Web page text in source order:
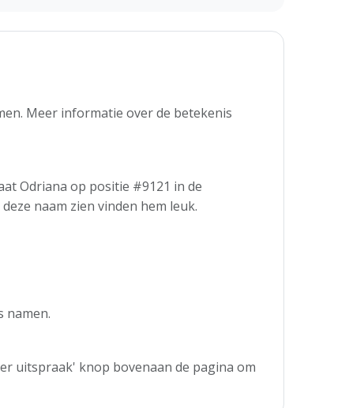
Meer informatie over de betekenis
Odriana op positie #9121 in de
naam zien vinden hem leuk.
namen.
uitspraak' knop bovenaan de pagina om